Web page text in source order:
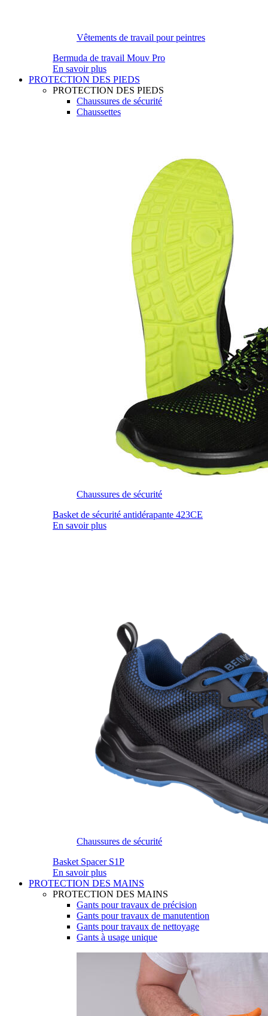
Vêtements de travail pour peintres
Bermuda de travail Mouv Pro
En savoir plus
PROTECTION DES PIEDS
PROTECTION DES PIEDS
Chaussures de sécurité
Chaussettes
Chaussures de sécurité
Basket de sécurité antidérapante 423CE
En savoir plus
Chaussures de sécurité
Basket Spacer S1P
En savoir plus
PROTECTION DES MAINS
PROTECTION DES MAINS
Gants pour travaux de précision
Gants pour travaux de manutention
Gants pour travaux de nettoyage
Gants à usage unique